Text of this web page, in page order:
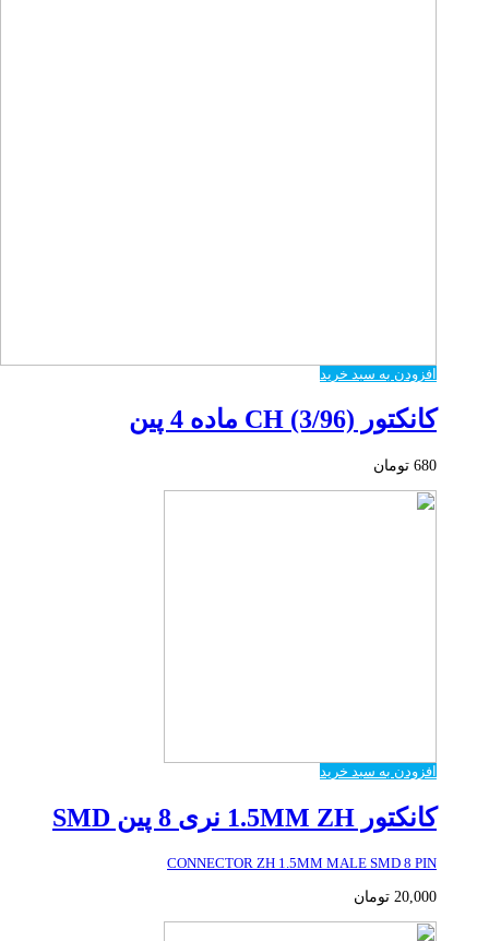
افزودن به سبد خرید
کانکتور CH (3/96) ماده 4 پین
680 تومان
افزودن به سبد خرید
کانکتور 1.5MM ZH نری 8 پین SMD
CONNECTOR ZH 1.5MM MALE SMD 8 PIN
20,000 تومان